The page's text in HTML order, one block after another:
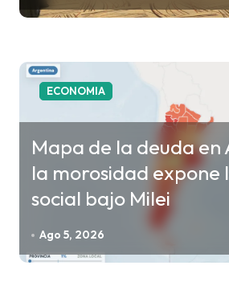
a
a
ECONOMIA
Mapa de la deuda
la morosidad expone
social bajo Milei
Ago 5, 2026